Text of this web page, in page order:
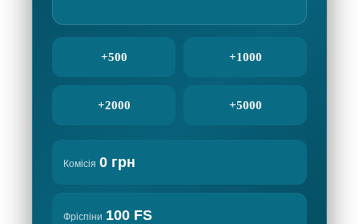
+500 +1000
+2000 +5000
Комісія 0 грн
Фріспіни 100 FS